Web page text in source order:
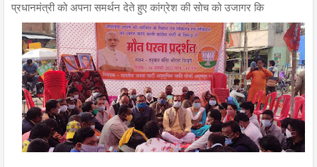
प्रधानमंत्री को अपना समर्थन देते हुए कांग्रेश की सोच को उजागर कि